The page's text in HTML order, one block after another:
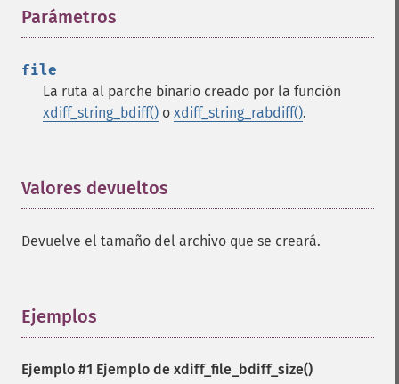
Parámetros
file
La ruta al parche binario creado por la función
xdiff_string_bdiff() o xdiff_string_rabdiff().
Valores devueltos
Devuelve el tamaño del archivo que se creará.
Ejemplos
Ejemplo #1 Ejemplo de xdiff_file_bdiff_size()